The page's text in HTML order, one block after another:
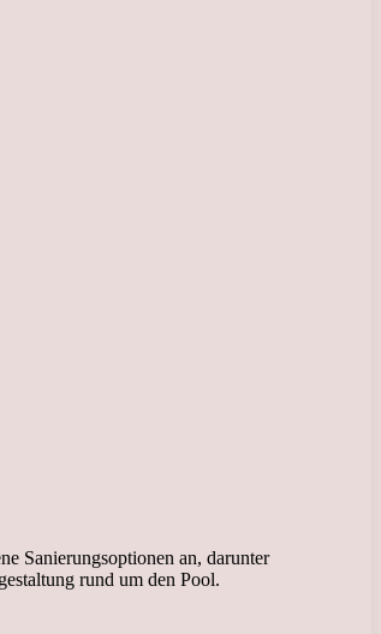
Sanierungsoptionen an, darunter
rund um den Pool.